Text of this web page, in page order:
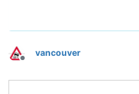
Deconectat
vancouver